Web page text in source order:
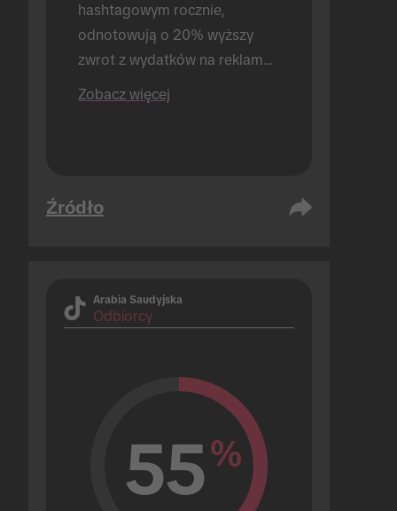
hashtagowym rocznie,
odnotowują o 20% wyższy
zwrot z wydatków na reklamę
Zobacz więcej
Źródło
Arabia Saudyjska
Odbiorcy
55%